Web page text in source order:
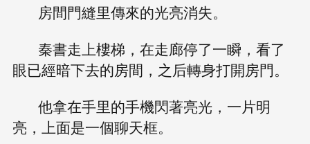
房間門縫里傳來的光亮消失。
秦書走上樓梯，在走廊停了一瞬，看了
眼已經暗下去的房間，之后轉身打開房門。
他拿在手里的手機閃著亮光，一片明
亮，上面是一個聊天框。